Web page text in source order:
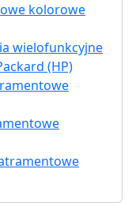
kolorowe
wielofunkcyjne
(HP)